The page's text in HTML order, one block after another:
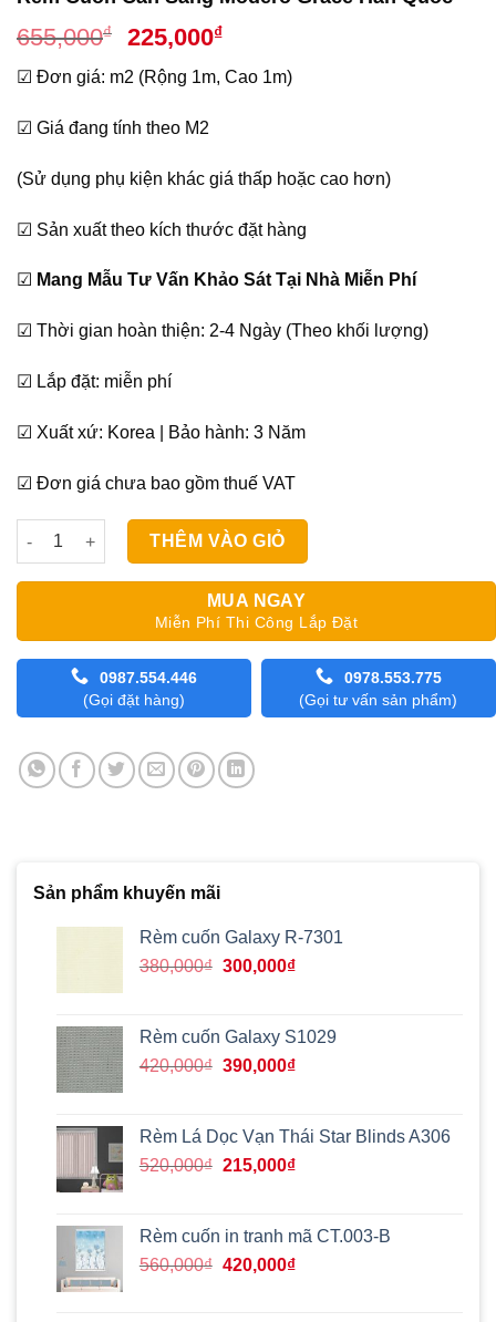
655,000₫
Giá
gốc
là:
655,000₫.
225,000₫Giá
tại
☑ Đơn giá: m2 (Rộng 1m, Cao 1m)
☑ Giá đang tính theo M2
(Sử dụng phụ kiện khác giá thấp hoặc cao hơn)
☑ Sản xuất theo kích thước đặt hàng
☑ Mang Mẫu Tư Vấn Khảo Sát Tại Nhà Miễn Phí
☑ Thời gian hoàn thiện: 2-4 Ngày (Theo khối lượng)
☑ Lắp đặt: miễn phí
☑ Xuất xứ: Korea | Bảo hành: 3 Năm
☑ Đơn giá chưa bao gồm thuế VAT
Rèm Cuốn Cản Sáng Modero Grace Hàn Quốc số lượng
THÊM VÀO GIỎ
MUA NGAY
Miễn Phí Thi Công Lắp Đặt
0987.554.446
(Gọi đặt hàng)
0978.553.775
(Gọi tư vấn sản phẩm)
Sản phẩm khuyến mãi
Rèm cuốn Galaxy R-7301
380,000₫ Giá
380,000₫.
300,000₫Giá
là:
300,000₫.
Rèm cuốn Galaxy S1029
420,000₫ Giá
420,000₫.
390,000₫Giá
là:
390,000₫.
Rèm Lá Dọc Vạn Thái Star Blinds A306
520,000₫ Giá
520,000₫.
215,000₫Giá
là:
215,000₫.
Rèm cuốn in tranh mã CT.003-B
560,000₫ Giá
420,000₫Giá